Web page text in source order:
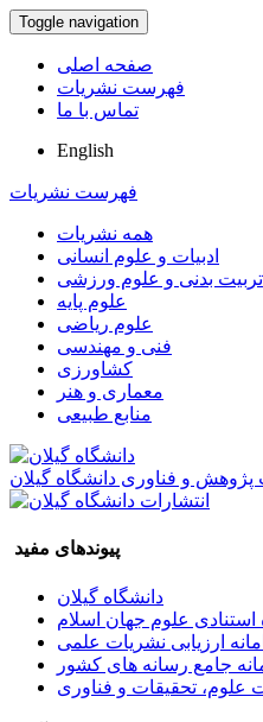
Toggle navigation
صفحه اصلی
فهرست نشریات
تماس با ما
English
فهرست نشریات
همه نشریات
ادبیات و علوم انسانی
تربیت بدنی و علوم ورزشی
علوم پایه
علوم ریاضی
فنی و مهندسی
کشاورزی
معماری و هنر
منابع طبیعی
پژوهش و فناوری دانشگاه گیلان
پیوندهای مفید
دانشگاه گیلان
استنادی علوم جهان اسلام
ارزیابی نشریات علمی
جامع رسانه های کشور
علوم، تحقیقات و فناوری